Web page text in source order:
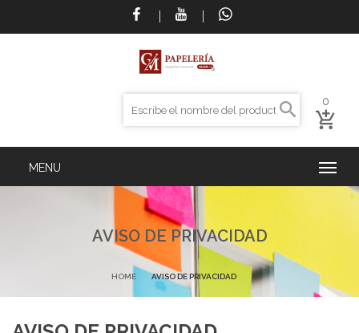
0
AVISO DE PRIVACIDAD
HOME AVISO DE PRIVACIDAD